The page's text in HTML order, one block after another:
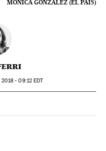
MÓNICA GONZÁLEZ (EL PAÍS)
- 09:12EDT
Sociales